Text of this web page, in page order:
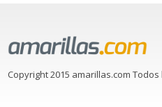
Copyright 2015 amarillas.com